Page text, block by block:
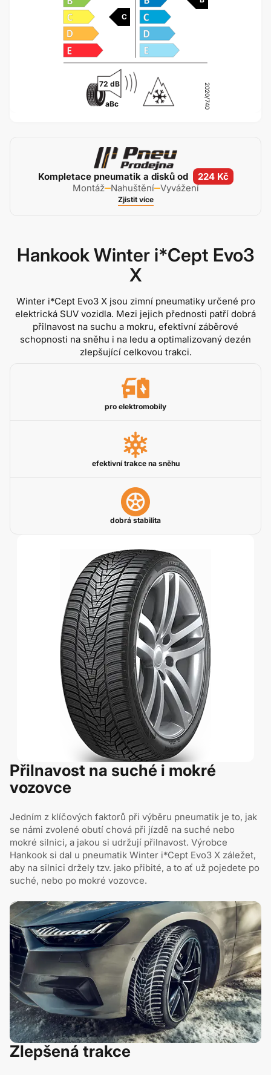
C
72 dB 2020/740
aBc
Kompletace pneumatik a disků od
224 Kč
Montáž Nahuštění Vyvážení
Zjistit více
Hankook Winter i*Cept Evo3
X
Winter i*Cept Evo3 X jsou zimní pneumatiky určené pro
elektrická SUV vozidla. Mezi jejich přednosti patří dobrá
přilnavost na suchu a mokru, efektivní záběrové
schopnosti na sněhu i na ledu a optimalizovaný dezén
zlepšující celkovou trakci.
pro elektromobily
efektivní trakce na sněhu
dobrá stabilita
Přilnavost na suché i mokré
vozovce
Jedním z klíčových faktorů při výběru pneumatik je to, jak
se námi zvolené obutí chová při jízdě na suché nebo
mokré silnici, a jakou si udržují přilnavost. Výrobce
Hankook si dal u pneumatik Winter i*Cept Evo3 X záležet,
aby na silnici držely tzv. jako přibité, a to ať už pojedete po
suché, nebo po mokré vozovce.
Zlepšená trakce